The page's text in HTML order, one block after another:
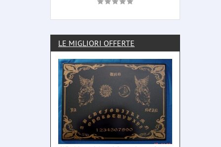
LE MIGLIORI OFFERTE